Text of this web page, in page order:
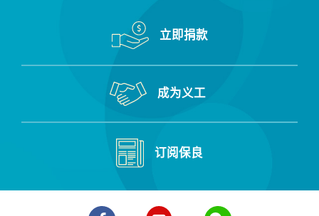
立即捐款
成为义工
订阅保良